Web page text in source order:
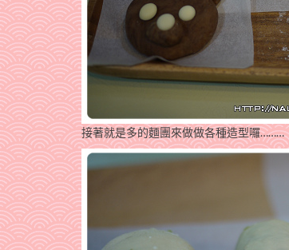
接著就是多的麵團來做做各種造型囉………